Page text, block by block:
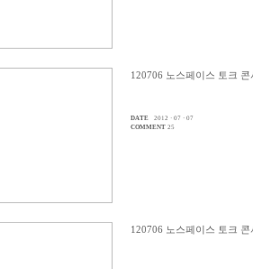
120706 노스페이스 토크 콘
DATE
2012 · 07 · 07
COMMENT 25
120706 노스페이스 토크 콘